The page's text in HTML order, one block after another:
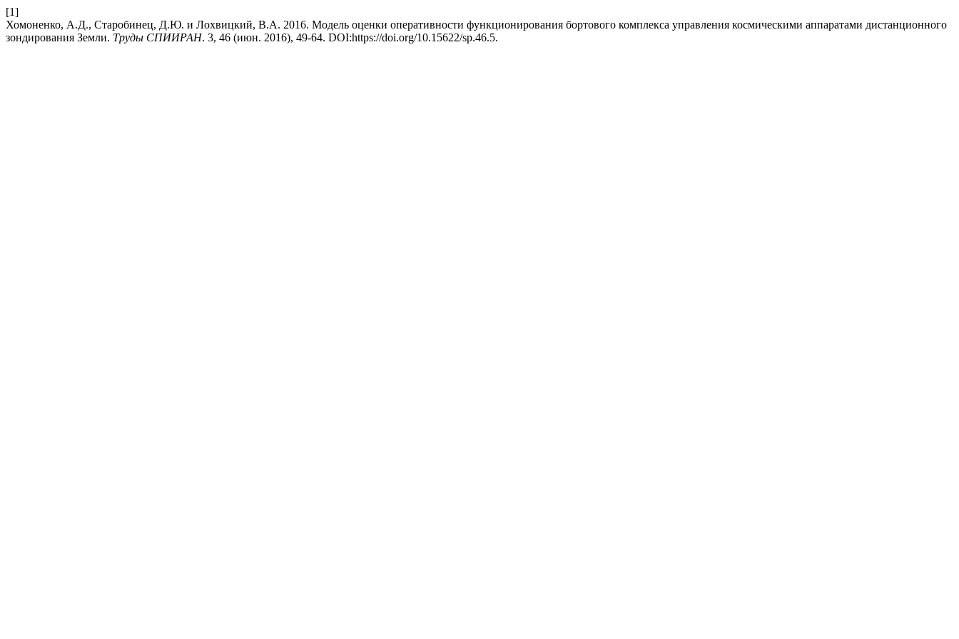
[1]
Хомоненко, А.Д., Старобинец, Д.Ю. и Лохвицкий, В.А. 2016. Модель оценки оперативности функционирования бортового комплекса управления космическими аппаратами дистанционного
зондирования Земли. Труды СПИИРАН. 3, 46 (июн. 2016), 49-64. DOI:https://doi.org/10.15622/sp.46.5.